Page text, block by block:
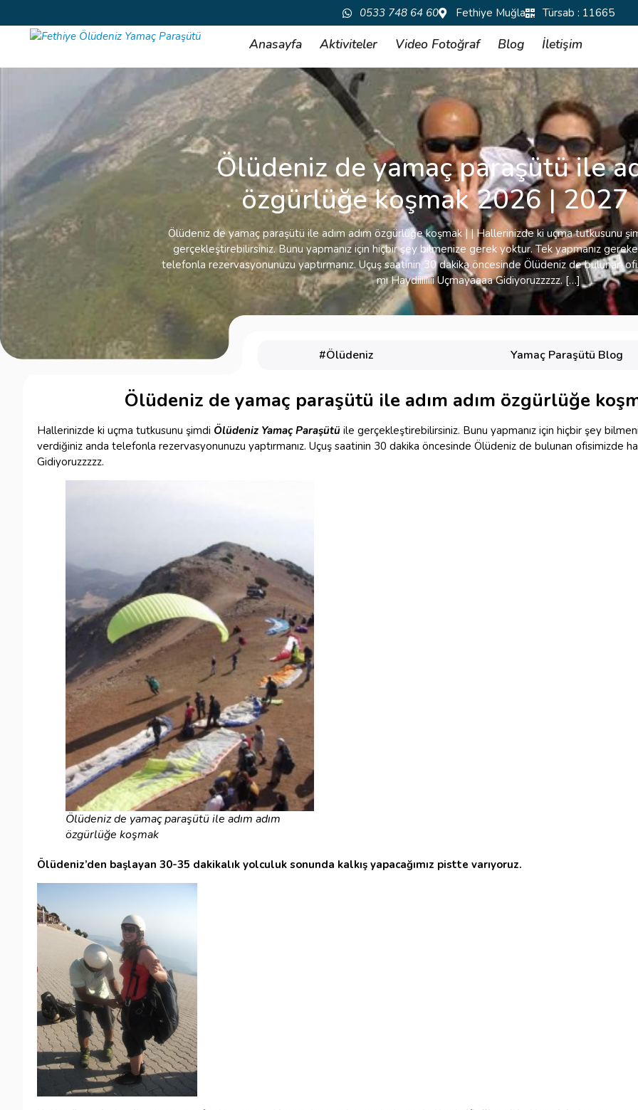
0533 748 64 60 Fethiye Muğla Türsab : 11665
Anasayfa Aktiviteler Video Fotoğraf Blog İletişim
Ölüdeniz de yamaç paraşütü ile
özgürlüğe koşmak 2026 | 2027
Ölüdeniz de yamaç paraşütü ile adım adım özgürlüğe koşmak | | Hallerinizde ki uçma tutkusunu
gerçekleştirebilirsiniz. Bunu yapmanız için hiçbir şey bilmenize gerek yoktur. Tek yapmanız
telefonla rezervasyonunuzu yaptırmanız. Uçuş saatinin 30 dakika öncesinde Ölüdeniz de bulunan
mı Haydiiiiiiii Uçmayaaaa Gidiyoruzzzzz. […]
#Ölüdeniz Yamaç Paraşütü Blog
Ölüdeniz de yamaç paraşütü ile adım adım özgürlüğe
Hallerinizde ki uçma tutkusunu şimdi Ölüdeniz Yamaç Paraşütü ile gerçekleştirebilirsiniz. Bunu yapmanız için hiçbir şey
verdiğiniz anda telefonla rezervasyonunuzu yaptırmanız. Uçuş saatinin 30 dakika öncesinde Ölüdeniz de bulunan ofisimizde
Gidiyoruzzzzz.
Ölüdeniz de yamaç paraşütü ile adım adım
özgürlüğe koşmak
Ölüdeniz’den başlayan 30-35 dakikalık yolculuk sonunda kalkış yapacağımız pistte varıyoruz.